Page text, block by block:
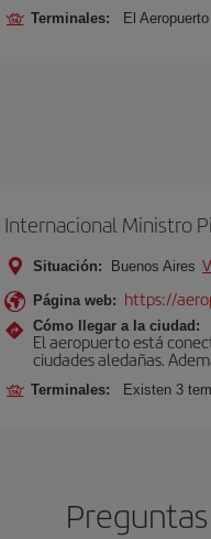
Terminales: El
Internacional Ministro
Situación: Buenos Aires
Página web: https://
Cómo llegar a la ciudad:
El aeropuerto está
ciudades aledañas.
Terminales: Existen 3